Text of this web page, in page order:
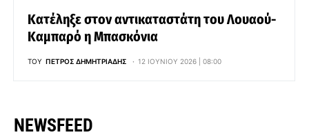
Κατέληξε στον αντικαταστάτη του Λουαού-
Καμπαρό η Μπασκόνια
ΤΟΥ ΠΈΤΡΟΣ ΔΗΜΗΤΡΙΆΔΗΣ 12 ΙΟΥΝΊΟΥ 2026 | 08:00
NEWSFEED